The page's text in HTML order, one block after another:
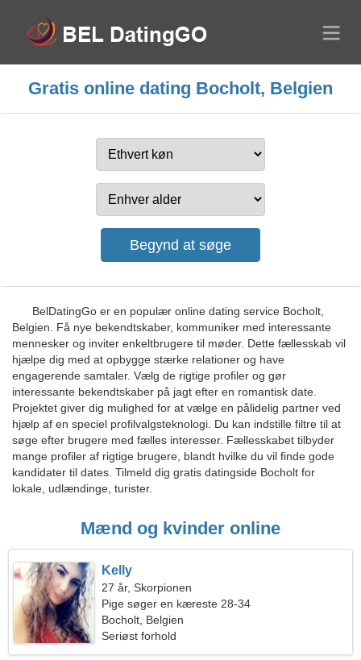
Gratis online dating Bocholt, Belgien
BelDatingGo er en populær online dating service Bocholt,
Belgien. Få nye bekendtskaber, kommuniker med interessante
mennesker og inviter enkeltbrugere til møder. Dette fællesskab vil
hjælpe dig med at opbygge stærke relationer og have
engagerende samtaler. Vælg de rigtige profiler og gør
interessante bekendtskaber på jagt efter en romantisk date.
Projektet giver dig mulighed for at vælge en pålidelig partner ved
hjælp af en speciel profilvalgsteknologi. Du kan indstille filtre til at
søge efter brugere med fælles interesser. Fællesskabet tilbyder
mange profiler af rigtige brugere, blandt hvilke du vil finde gode
kandidater til dates. Tilmeld dig gratis datingside Bocholt for
lokale, udlændinge, turister.
Mænd og kvinder online
Kelly
27 år, Skorpionen
Pige søger en kæreste 28-34
Bocholt, Belgien
Seriøst forhold